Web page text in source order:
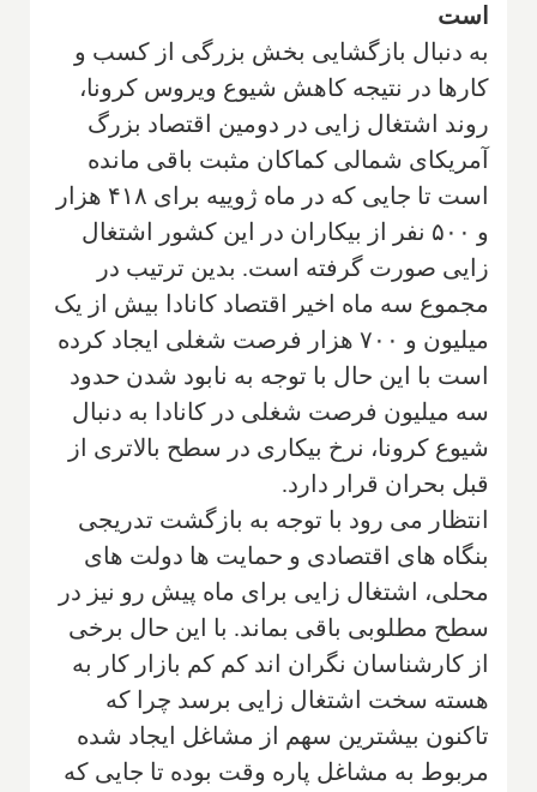
است
به دنبال بازگشایی بخش بزرگی از کسب و
کارها در نتیجه کاهش شیوع ویروس کرونا،
روند اشتغال زایی در دومین اقتصاد بزرگ
آمریکای شمالی کماکان مثبت باقی مانده
است تا جایی که در ماه ژوییه برای ۴۱۸ هزار
و ۵۰۰ نفر از بیکاران در این کشور اشتغال
زایی صورت گرفته است. بدین ترتیب در
مجموع سه ماه اخیر اقتصاد کانادا بیش از یک
میلیون و ۷۰۰ هزار فرصت شغلی ایجاد کرده
است با این حال با توجه به نابود شدن حدود
سه میلیون فرصت شغلی در کانادا به دنبال
شیوع کرونا، نرخ بیکاری در سطح بالاتری از
قبل بحران قرار دارد.
انتظار می رود با توجه به بازگشت تدریجی
بنگاه های اقتصادی و حمایت ها دولت های
محلی، اشتغال زایی برای ماه پیش رو نیز در
سطح مطلوبی باقی بماند. با این حال برخی
از کارشناسان نگران اند کم کم بازار کار به
هسته سخت اشتغال زایی برسد چرا که
تاکنون بیشترین سهم از مشاغل ایجاد شده
مربوط به مشاغل پاره وقت بوده تا جایی که